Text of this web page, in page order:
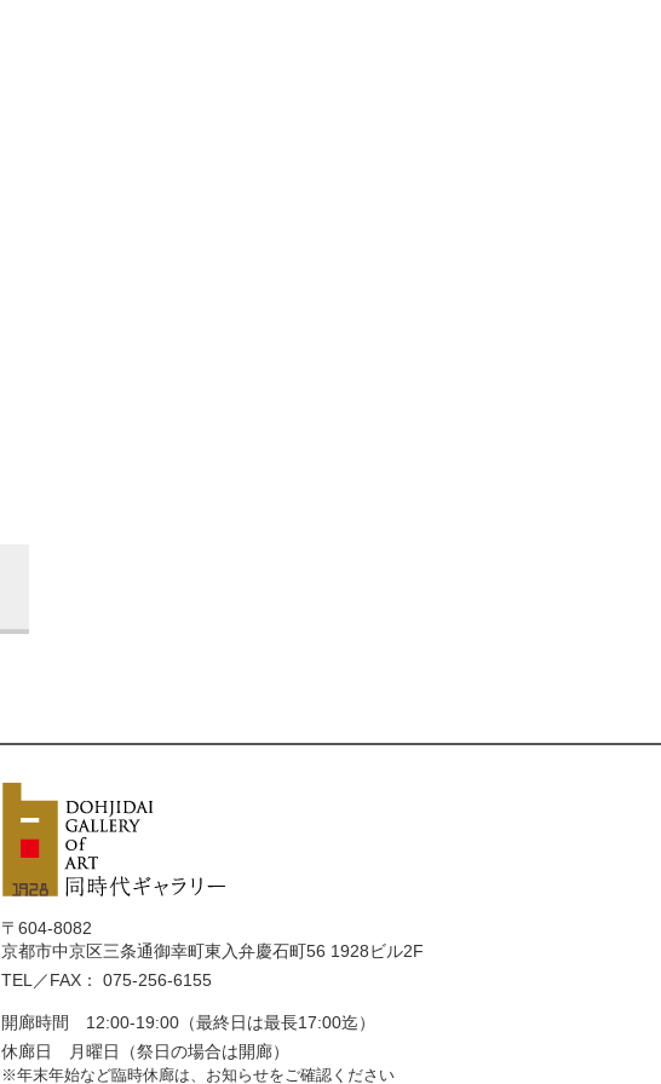
〒604-8082
京都市中京区三条通御幸町東入弁慶石町56 1928ビル2F
TEL／FAX： 075-256-6155
開廊時間 12:00-19:00（最終日は最長17:00迄）
休廊日 月曜日（祭日の場合は開廊）
※年末年始など臨時休廊は、お知らせをご確認ください